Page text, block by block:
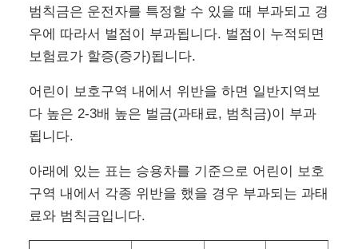
범칙금은 운전자를 특정할 수 있을 때 부과되고 경
우에 따라서 벌점이 부과됩니다. 벌점이 누적되면
보험료가 할증(증가)됩니다.
어린이 보호구역 내에서 위반을 하면 일반지역보
다 높은 2-3배 높은 벌금(과태료, 범칙금)이 부과
됩니다.
아래에 있는 표는 승용차를 기준으로 어린이 보호
구역 내에서 각종 위반을 했을 경우 부과되는 과태
료와 범칙금입니다.